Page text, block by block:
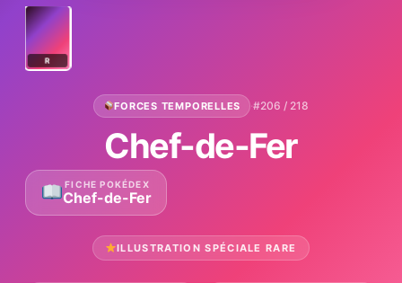
R
FORCES TEMPORELLES ·#206 / 218
Chef-de-Fer
FICHE POKÉDEX
Chef-de-Fer
ILLUSTRATION SPÉCIALE RARE